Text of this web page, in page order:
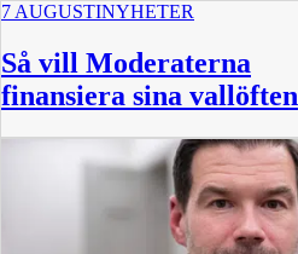
7 AUGUSTINYHETER
Så vill Moderaterna
finansiera sina vallöften